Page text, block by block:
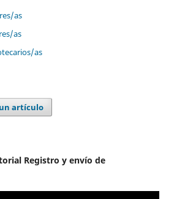
as
as
as
artículo
Registro y envío de